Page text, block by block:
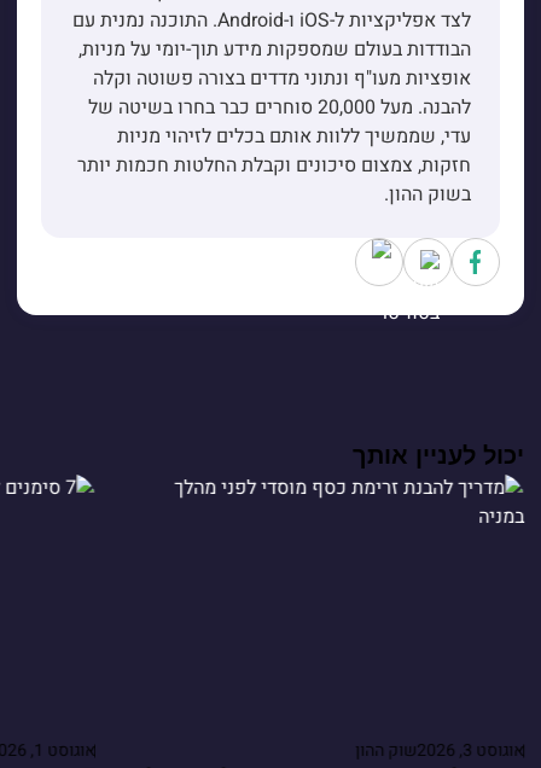
לצד אפליקציות ל-iOS ו-Android. התוכנה נמנית עם
הבודדות בעולם שמספקות מידע תוך-יומי על מניות,
אופציות מעו"ף ונתוני מדדים בצורה פשוטה וקלה
להבנה. מעל 20,000 סוחרים כבר בחרו בשיטה של
עדי, שממשיך ללוות אותם בכלים לזיהוי מניות
חזקות, צמצום סיכונים וקבלת החלטות חכמות יותר
בשוק ההון.
יכול לעניין אותך
אוגוסט 3, 2026 שוק ההון אוגוסט 1, 2026